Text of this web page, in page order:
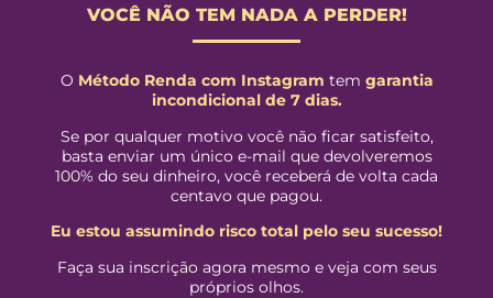
VOCÊ NÃO TEM NADA A PERDER!
O Método Renda com Instagram tem garantia
incondicional de 7 dias.
Se por qualquer motivo você não ficar satisfeito,
basta enviar um único e-mail que devolveremos
100% do seu dinheiro, você receberá de volta cada
centavo que pagou.
Eu estou assumindo risco total pelo seu sucesso!
Faça sua inscrição agora mesmo e veja com seus
próprios olhos.